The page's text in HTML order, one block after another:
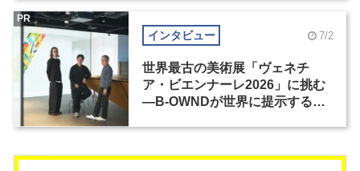
インタビュー 7/2
世界最古の美術展「ヴェネチ
ア・ビエンナーレ2026」に挑む
―B-OWNDが世界に提示する美
PR